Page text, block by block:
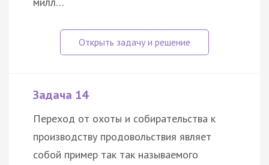
Задача 14
Переход от охоты и собирательства к
производству продовольствия являет
собой пример так так называемого